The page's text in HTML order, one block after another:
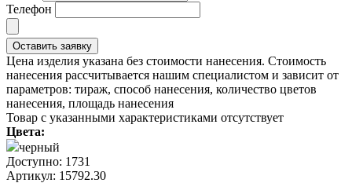
Телефон
Цена изделия указана без стоимости нанесения. Стоимость
нанесения рассчитывается нашим специалистом и зависит от
параметров: тираж, способ нанесения, количество цветов
нанесения, площадь нанесения
Товар с указанными характеристиками отсутствует
Цвета:
черный
Доступно: 1731
Артикул: 15792.30